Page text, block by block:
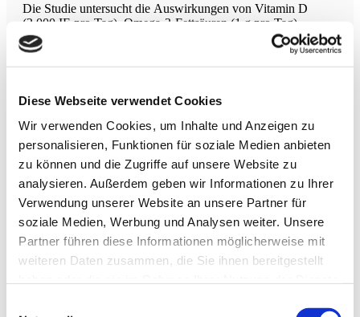
Diese Webseite verwendet Cookies
Wir verwenden Cookies, um Inhalte und Anzeigen zu
personalisieren, Funktionen für soziale Medien anbieten
zu können und die Zugriffe auf unsere Website zu
analysieren. Außerdem geben wir Informationen zu Ihrer
Verwendung unserer Website an unsere Partner für
soziale Medien, Werbung und Analysen weiter. Unsere
Partner führen diese Informationen möglicherweise mit
weiteren Daten zusammen, die Sie ihnen bereitgestellt
Die Studie untersucht die Auswirkungen von Vitamin D
(2.000 IE pro Tag), Omega-3-Fettsäuren (1 g pro Tag)
und/oder körperlicher Aktivität (home exercise) auf
epigenetische Marker des Alterns, bekannt als DNA-
Methylierungsuhren, in einer Population älterer Erwachsener
Physische Inaktivität verursacht weltweit
Die weltweite Studie errechnete, dass physische Inaktivität
6% der koronaren Herzerkrankungen, 7% des Typ-2-
Diabetes, sowie jeweils 10% der Brust- und
Darmkrebserkrankungen verursacht. Zudem ist Inaktivität für
etwa 9% aller vorzeitigen Todesfälle verantwortlich, was
mehr als 5,3 Millionen Todesfälle von insgesamt
Mind-Body-Medizin:
Psychoneurophysiologische
Wirkmechanismen der Selbstheilung
des Menschen, um Selbstheilungskräfte zu aktivieren. Der